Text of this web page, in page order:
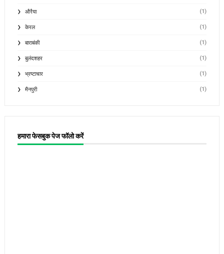
औरैया (1)
केरल (1)
बाराबंकी (1)
बुलंदशहर (1)
भ्रष्टाचार (1)
मैनपुरी (1)
हमारा फेसबुक पेज फॉलो करें